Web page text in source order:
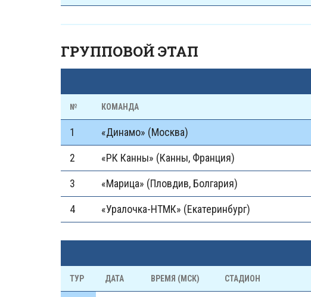
ГРУППОВОЙ ЭТАП
№ КОМАНДА
1 «Динамо» (Москва)
2 «РК Канны» (Канны, Франция)
3 «Марица» (Пловдив, Болгария)
4 «Уралочка-НТМК» (Екатеринбург)
ТУР ДАТА ВРЕМЯ (МСК) СТАДИОН